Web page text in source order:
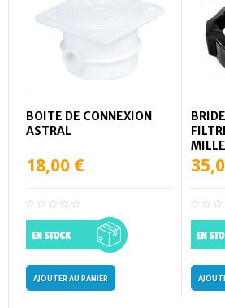
BOITE DE CONNEXION
ASTRAL
18,00 €
AJOUTER AU PANIER